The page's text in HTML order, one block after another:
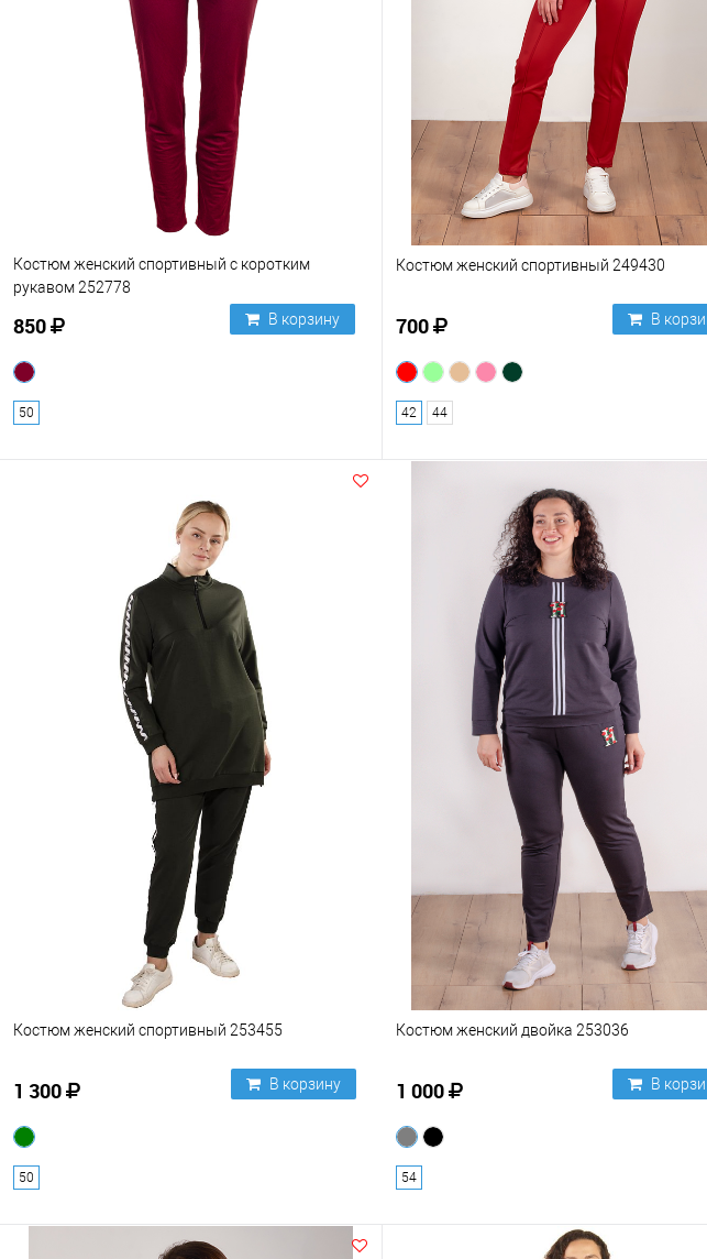
Костюм женский спортивный с коротким
рукавом 252778
850 В корзину
50
Костюм женский спортивный 249430
700 В
42 44
Костюм женский спортивный 253455
1 300 В корзину
50
Костюм женский двойка 253036
1 000 В
54